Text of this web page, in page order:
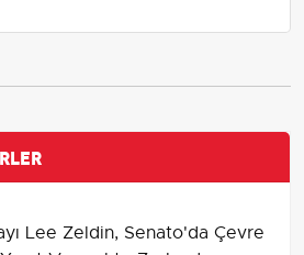
Lee Zeldin, Senato'da Çevre